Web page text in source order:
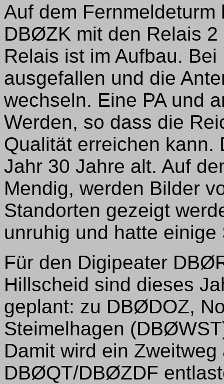
Auf dem
DBØZK mit den Relais
Relais ist im Aufbau.
ausgefallen und die
wechseln. Eine PA und
Werden, so dass die
Qualität erreichen
Jahr 30 Jahre alt. Auf
Mendig, werden Bilder
Standorten gezeigt
unruhig und hatte einige
Für den Digipeater
Hillscheid sind dieses
geplant: zu DBØDOZ,
Steimelhagen
Damit wird ein
DBØQT/DBØZDF